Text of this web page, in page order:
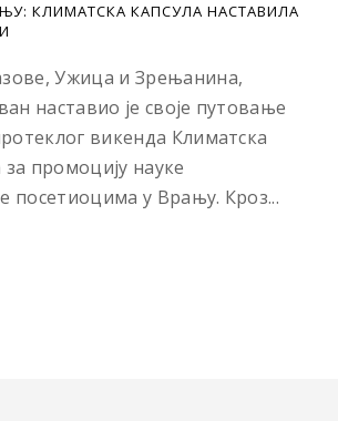
КЛИМАТСКА КАПСУЛА НАСТАВИЛА
Ужица и Зрењанина,
наставио је своје путовање
викенда Климатска
промоцију науке
посетиоцима у Врању. Кроз...